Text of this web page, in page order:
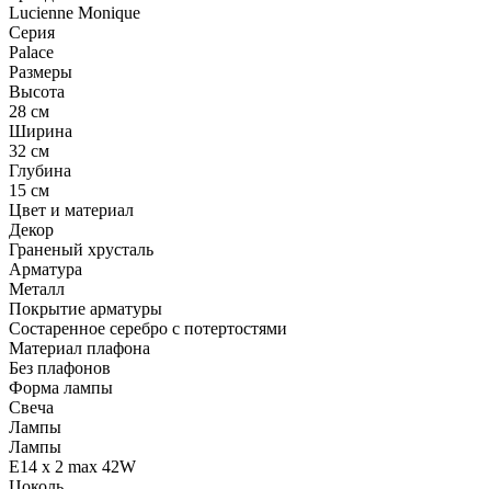
Lucienne Monique
Серия
Palace
Размеры
Высота
28 см
Ширина
32 см
Глубина
15 см
Цвет и материал
Декор
Граненый хрусталь
Арматура
Металл
Покрытие арматуры
Состаренное серебро с потертостями
Материал плафона
Без плафонов
Форма лампы
Свеча
Лампы
Лампы
E14 x 2 max 42W